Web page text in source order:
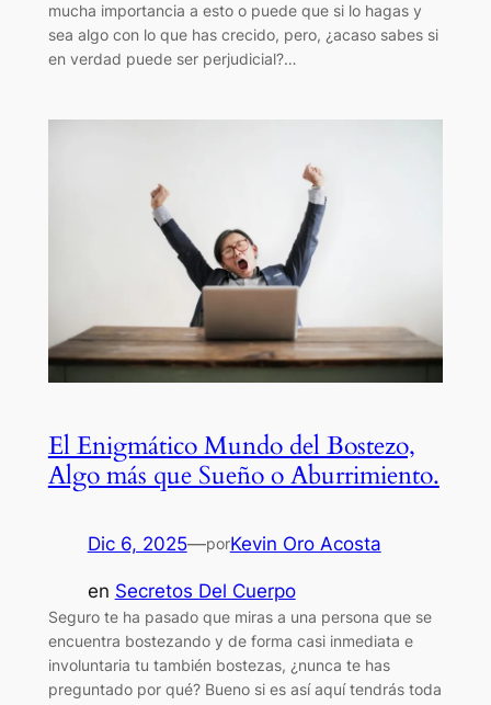
mucha importancia a esto o puede que si lo hagas y
sea algo con lo que has crecido, pero, ¿acaso sabes si
en verdad puede ser perjudicial?…
El Enigmático Mundo del Bostezo,
Algo más que Sueño o Aburrimiento.
Dic 6, 2025—porKevin Oro Acosta
en Secretos Del Cuerpo
Seguro te ha pasado que miras a una persona que se
encuentra bostezando y de forma casi inmediata e
involuntaria tu también bostezas, ¿nunca te has
preguntado por qué? Bueno si es así aquí tendrás toda